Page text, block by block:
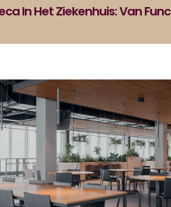
In Het Ziekenhuis: Van